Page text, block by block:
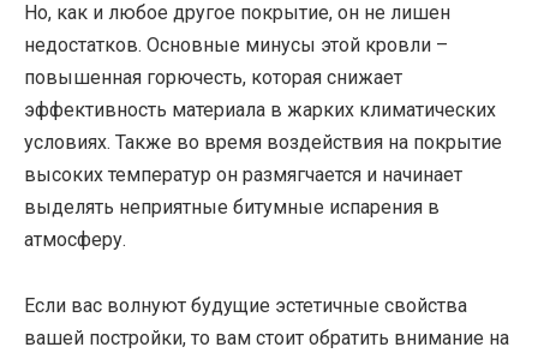
Но, как и любое другое покрытие, он не лишен
недостатков. Основные минусы этой кровли –
повышенная горючесть, которая снижает
эффективность материала в жарких климатических
условиях. Также во время воздействия на покрытие
высоких температур он размягчается и начинает
выделять неприятные битумные испарения в
атмосферу.
Если вас волнуют будущие эстетичные свойства
вашей постройки, то вам стоит обратить внимание на